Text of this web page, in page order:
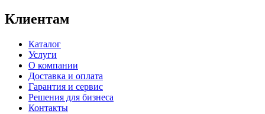
Клиентам
Каталог
Услуги
О компании
Доставка и оплата
Гарантия и сервис
Решения для бизнеса
Контакты